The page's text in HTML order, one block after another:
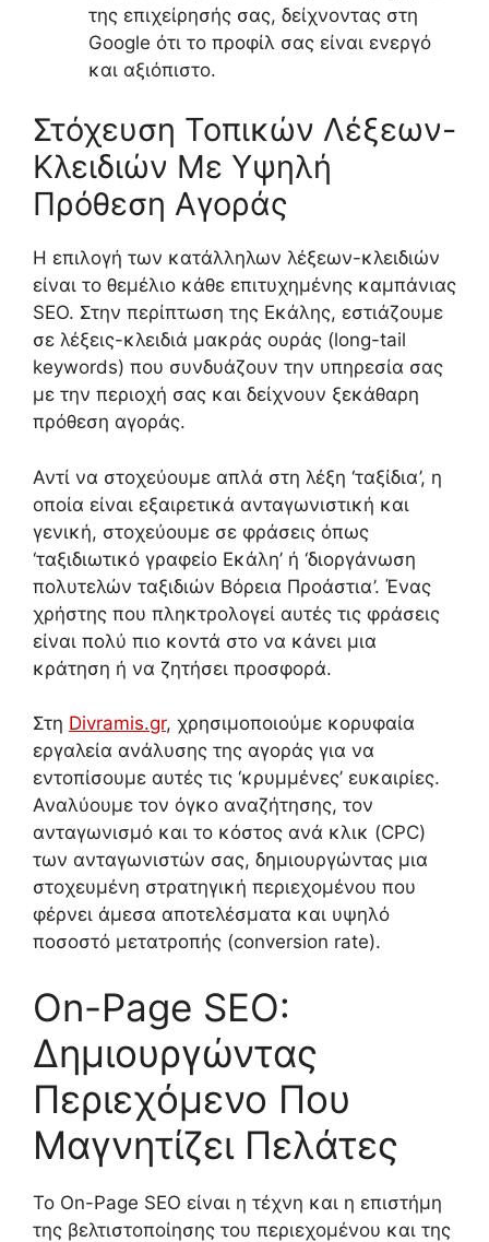
της επιχείρησής σας, δείχνοντας στη
Google ότι το προφίλ σας είναι ενεργό
και αξιόπιστο.
Στόχευση Τοπικών Λέξεων-
Κλειδιών Με Υψηλή
Πρόθεση Αγοράς
Η επιλογή των κατάλληλων λέξεων-κλειδιών
είναι το θεμέλιο κάθε επιτυχημένης καμπάνιας
SEO. Στην περίπτωση της Εκάλης, εστιάζουμε
σε λέξεις-κλειδιά μακράς ουράς (long-tail
keywords) που συνδυάζουν την υπηρεσία σας
με την περιοχή σας και δείχνουν ξεκάθαρη
πρόθεση αγοράς.
Αντί να στοχεύουμε απλά στη λέξη ‘ταξίδια’, η
οποία είναι εξαιρετικά ανταγωνιστική και
γενική, στοχεύουμε σε φράσεις όπως
‘ταξιδιωτικό γραφείο Εκάλη’ ή ‘διοργάνωση
πολυτελών ταξιδιών Βόρεια Προάστια’. Ένας
χρήστης που πληκτρολογεί αυτές τις φράσεις
είναι πολύ πιο κοντά στο να κάνει μια
κράτηση ή να ζητήσει προσφορά.
Στη Divramis.gr, χρησιμοποιούμε κορυφαία
εργαλεία ανάλυσης της αγοράς για να
εντοπίσουμε αυτές τις ‘κρυμμένες’ ευκαιρίες.
Αναλύουμε τον όγκο αναζήτησης, τον
ανταγωνισμό και το κόστος ανά κλικ (CPC)
των ανταγωνιστών σας, δημιουργώντας μια
στοχευμένη στρατηγική περιεχομένου που
φέρνει άμεσα αποτελέσματα και υψηλό
ποσοστό μετατροπής (conversion rate).
On-Page SEO:
Δημιουργώντας
Περιεχόμενο Που
Μαγνητίζει Πελάτες
Το On-Page SEO είναι η τέχνη και η επιστήμη
της βελτιστοποίησης του περιεχομένου και της